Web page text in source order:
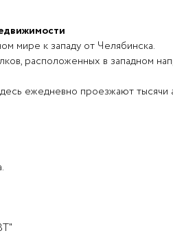
мире к западу от Челябинска.
расположенных в западном
ежедневно проезжают тысячи